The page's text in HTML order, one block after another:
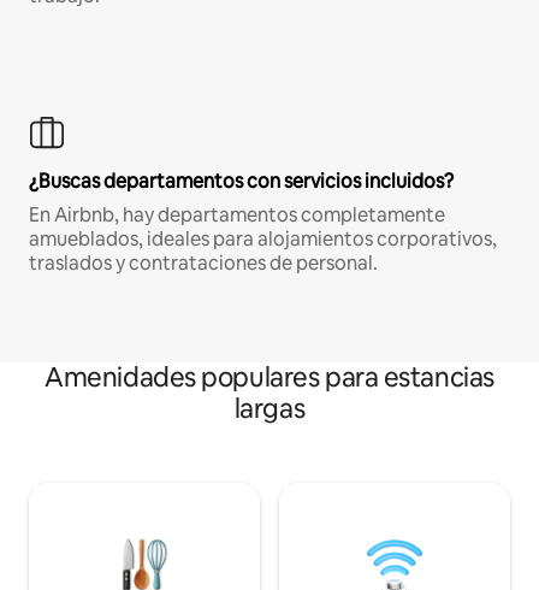
¿Buscas departamentos con servicios incluidos?
En Airbnb, hay departamentos completamente
amueblados, ideales para alojamientos corporativos,
traslados y contrataciones de personal.
Amenidades populares para estancias
largas